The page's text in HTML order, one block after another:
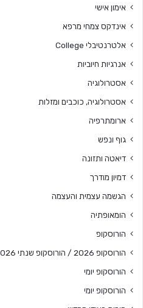
אימון אישי
אינדקס צמחי מרפא
אלטרנטיבלי College
אנרגיות חיוביות
אסטרולוגיה
אסטרולוגיה, כוכבים ומזלות
ארומתרפיה
גוף ונפש
דיאטה ותזונה
דמיון מודרך
הגשמה עצמית והעצמה
הומאופתיה
הורוסקופ
הורוסקופ 2026 / הורוסקופ שנתי 2026
הורוסקופ יומי
הורוסקופ יומי